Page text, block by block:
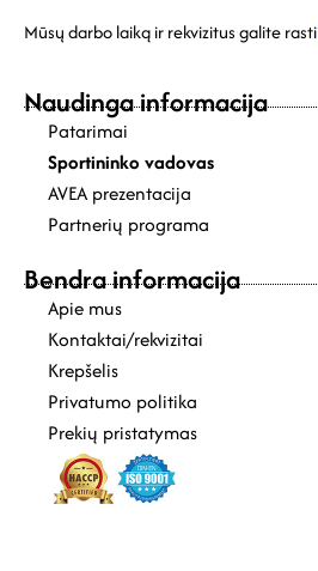
Mūsų darbo laiką ir rekvizitus galite rasti
Naudinga informacija
Patarimai
Sportininko vadovas
AVEA prezentacija
Partnerių programa
Bendra informacija
Apie mus
Kontaktai/rekvizitai
Krepšelis
Privatumo politika
Prekių pristatymas